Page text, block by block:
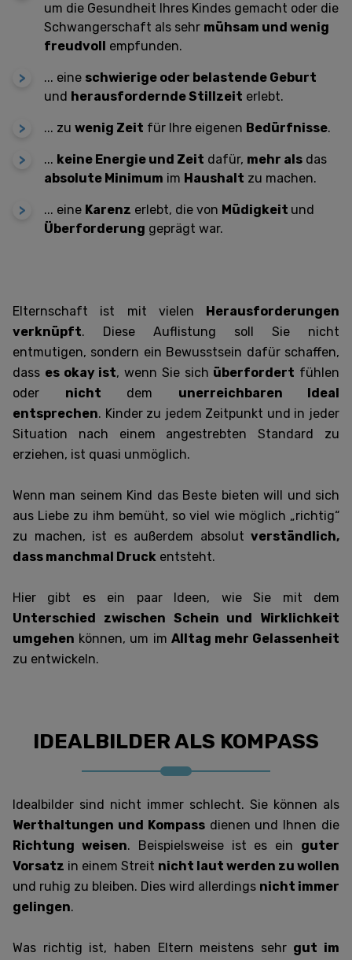
um die Gesundheit Ihres Kindes gemacht oder die
Schwangerschaft als sehr mühsam und wenig
freudvoll
empfunden.
... eine schwierige oder belastende Geburt
und herausfordernde Stillzeit erlebt.
... zu wenig Zeit für Ihre eigenen Bedürfnisse.
... keine Energie und Zeit dafür, mehr als das
absolute Minimum im Haushalt zu machen.
... eine Karenz erlebt, die von Müdigkeit und
Überforderung geprägt war.
Elternschaft ist mit vielen
Herausforderungen
verknüpft. Diese Auflistung soll Sie nicht
entmutigen, sondern ein Bewusstsein dafür schaffen,
dass es okay ist, wenn Sie sich überfordert fühlen
oder nicht dem unerreichbaren Ideal
entsprechen. Kinder zu jedem Zeitpunkt und in jeder
Situation nach einem angestrebten Standard zu
erziehen, ist quasi unmöglich.
Wenn man seinem Kind das Beste bieten will und sich
aus Liebe zu ihm bemüht, so viel wie möglich „richtig“
zu machen, ist es außerdem absolut verständlich,
dass manchmal Druck entsteht.
Hier gibt es ein paar Ideen, wie Sie mit dem
Unterschied zwischen Schein und Wirklichkeit
umgehen können, um im Alltag mehr Gelassenheit
zu entwickeln.
IDEALBILDER ALS KOMPASS
Idealbilder sind nicht immer schlecht. Sie können als
Werthaltungen und Kompassdienen und Ihnen die
Richtung weisen. Beispielsweise ist es ein guter
Vorsatz in einem Streit nicht laut werden zu wollen
und ruhig zu bleiben. Dies wird allerdings nicht immer
gelingen.
Was richtig ist, haben Eltern meistens sehr gut im